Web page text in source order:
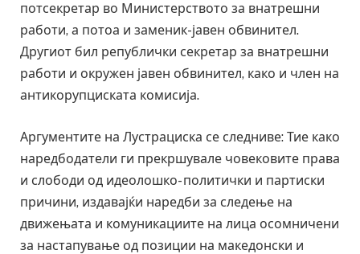
потсекретар во Министерството за внатрешни
работи, а потоа и заменик-јавен обвинител.
Другиот бил републички секретар за внатрешни
работи и окружен јавен обвинител, како и член на
антикорупциската комисија.
Аргументите на Лустрациска се следниве: Тие како
наредбодатели ги прекршувале човековите права
и слободи од идеолошко- политички и партиски
причини, издавајќи наредби за следење на
движењата и комуникациите на лица осомничени
за настапување од позиции на македонски и